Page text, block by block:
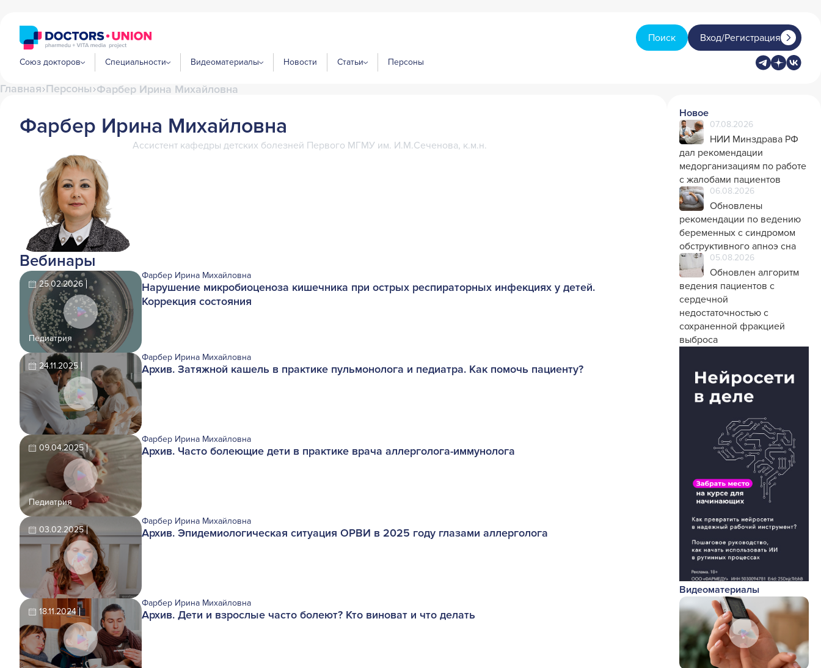
Поиск Вход/Регистрация
Союз докторов Специальности Видеоматериалы Новости Статьи Персоны
Главная Персоны Фарбер Ирина Михайловна
Фарбер Ирина Михайловна
Ассистент кафедры детских болезней Первого МГМУ им. И.М.Сеченова, к.м.н.
Вебинары
25.02.2026
Педиатрия
Нарушение микробиоценоза кишечника при острых респираторных инфекциях у детей.
Коррекция состояния
Фарбер Ирина Михайловна
24.11.2025 Архив. Затяжной кашель в практике пульмонолога и педиатра. Как помочь пациенту?
Фарбер Ирина Михайловна
09.04.2025
Педиатрия
Архив. Часто болеющие дети в практике врача аллерголога-иммунолога
Фарбер Ирина Михайловна
03.02.2025 Архив. Эпидемиологическая ситуация ОРВИ в 2025 году глазами аллерголога
Фарбер Ирина Михайловна
18.11.2024 Архив. Дети и взрослые часто болеют? Кто виноват и что делать
Фарбер Ирина Михайловна
Новое
07.08.2026
НИИ Минздрава РФ
дал рекомендации
медорганизациям по работе
с жалобами пациентов
06.08.2026
Обновлены
рекомендации по ведению
беременных с синдромом
обструктивного апноэ сна
05.08.2026
Обновлен алгоритм
ведения пациентов с
сердечной
недостаточностью с
сохраненной фракцией
выброса
Видеоматериалы